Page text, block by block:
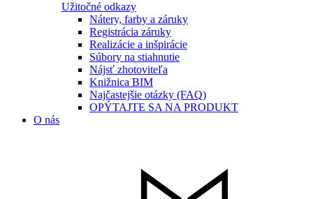
Užitočné odkazy
Nátery, farby a záruky
Registrácia záruky
Realizácie a inšpirácie
Súbory na stiahnutie
Nájsť zhotoviteľa
Knižnica BIM
Najčastejšie otázky (FAQ)
OPÝTAJTE SA NA PRODUKT
O nás